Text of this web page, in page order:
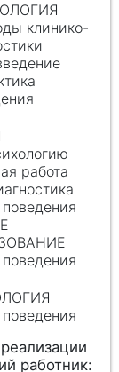
клинико-
работа